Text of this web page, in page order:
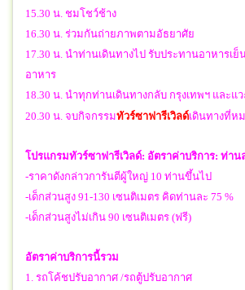
15.30 น. ชมโชว์ช้าง
16.30 น. ร่วมกันถ่ายภาพตามอัธยาศัย
17.30 น. นำท่านเดินทางไป รับประทานอาหารเ
อาหาร
18.30 น. นำทุกท่านเดินทางกลับ กรุงเทพฯ และแ
20.30 น. จบกิจกรรมทัวร์ซาฟารีเวิลด์เดินทางที่ห
โปรแกรมทัวร์ซาฟารีเวิลด์: อัตราค่าบริการ: ท่าน
-ราคาดังกล่าวการันตีผู้ใหญ่ 10 ท่านขึ้นไป
-เด็กส่วนสูง 91-130 เซนติเมตร คิดท่านละ 75 %
-เด็กส่วนสูงไม่เกิน 90 เซนติเมตร (ฟรี)
อัตราค่าบริการนี้รวม
1. รถโค้ชปรับอากาศ /รถตู้ปรับอากาศ